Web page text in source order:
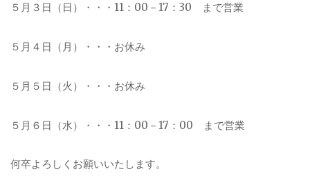
５月３日（日）・・・11：00－17：30 まで営業
５月４日（月）・・・お休み
５月５日（火）・・・お休み
５月６日（水）・・・11：00－17：00 まで営業
何卒よろしくお願いいたします。